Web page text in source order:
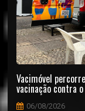
Vacimóvel
vacinação contra
06/08/2026